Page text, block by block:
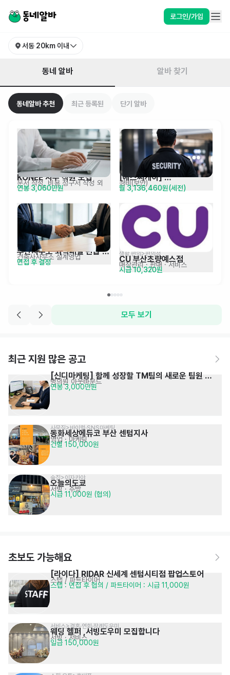
로그인/가입
서동 20km 이내
동네 알바 알바 찾기
동네알바 추천 최근 등록된 단기 알바
KONEE 사무 직원 모집
문서 작성, 비용 청구서 작성 외
연봉 3,060만원
[에스씨케이]
오스템임플란트 보안 요원
경비(보안)
월 3,136,460원(세전)
부산사무소 외벽패널 관급
영업 경력직 채용
건축사사무소 설계영업
면접 후 결정
생활,편의>편의점
CU 부산초량예스점
매장관리 · 판매 · 서비스
시급 10,320원
모두 보기
최근 지원 많은 공고
[신디마케팅] 함께 성장할 TM팀의 새로운 팀원
모집
병의원 아웃바운드
연봉 3,000만원
사무직>바이럴·SNS마케팅
동화세상에듀코 부산 센텀지사
영업 · 마케팅
건별 150,000원
술집>이자카야
오늘의도쿄
서빙· 주방
시급 11,000원 (협의)
초보도 가능해요
[라이다] RIDAR 신세계 센텀시티점 팝업스토어
스탭 / 파트타이머
스탭 : 면접 후 협의 / 파트타이머 : 시급 11,000원
서비스>결혼·연회·장례도우미
웨딩 헬퍼 ,서빙도우미 모집합니다
서빙· 서비스
일급 150,000원